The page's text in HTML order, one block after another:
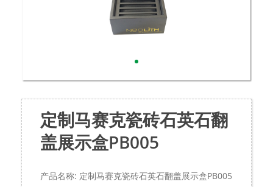
定制马赛克瓷砖石英石翻
盖展示盒PB005
产品名称: 定制马赛克瓷砖石英石翻盖展示盒PB005